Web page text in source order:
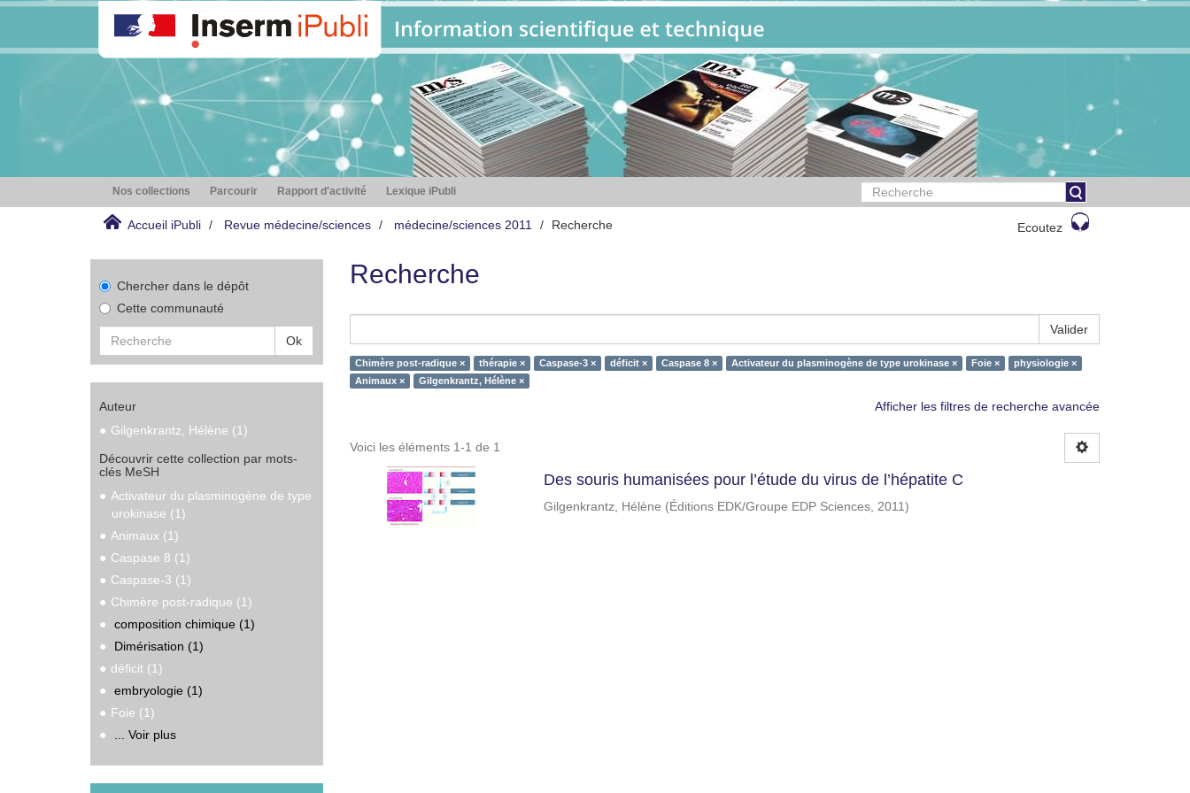
Nos collections Parcourir Rapport d'activité Lexique iPubli
Accueil iPubli Revue médecine/sciences médecine/sciences 2011 Recherche Ecoutez
Chercher dans le dépôt
Cette communauté
Ok
Auteur
Gilgenkrantz, Hélène (1)
Découvrir cette collection par mots-
clés MeSH
Activateur du plasminogène de type
urokinase (1)
Animaux (1)
Caspase 8 (1)
Caspase-3 (1)
Chimère post-radique (1)
composition chimique (1)
Dimérisation (1)
déficit (1)
embryologie (1)
Foie (1)
... Voir plus
Recherche
Valider
Chimère post-radique × thérapie × Caspase-3 × déficit × Caspase 8 × Activateur du plasminogène de type urokinase × Foie ×
physiologie ×
Animaux ×
Gilgenkrantz, Hélène ×
Afficher les filtres de recherche avancée
Voici les éléments 1-1 de 1
Des souris humanisées pour l’étude du virus de l’hépatite C
Gilgenkrantz, Hélène (Éditions EDK/Groupe EDP Sciences, 2011)